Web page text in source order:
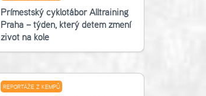
Příměstský cyklotábor Alltraining
Praha – týden, který dětem změní
život na kole
REPORTÁŽE Z KEMPŮ